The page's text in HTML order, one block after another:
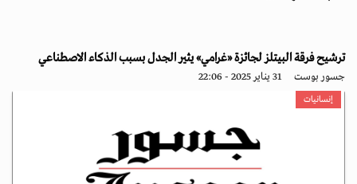
ترشيح فرقة البيتلز لجائزة «غرامي» يثير الجدل بسبب الذكاء الاصطناعي
جسور بوست 31 يناير 2025 - 22:06
إنسانيات